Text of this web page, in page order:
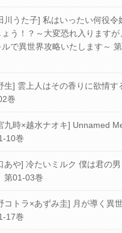
川うた子] 私はいったい何役令
ょう！？～大変恐れ入りますが
ルで異世界攻略いたします～
生] 雲上人はその香りに欲情す
巻
九時×越水ナオキ] Unnamed
10巻
あや] 冷たいミルク 僕は君の
第01-03巻
コトラ×あずみ圭] 月が導く異
17巻